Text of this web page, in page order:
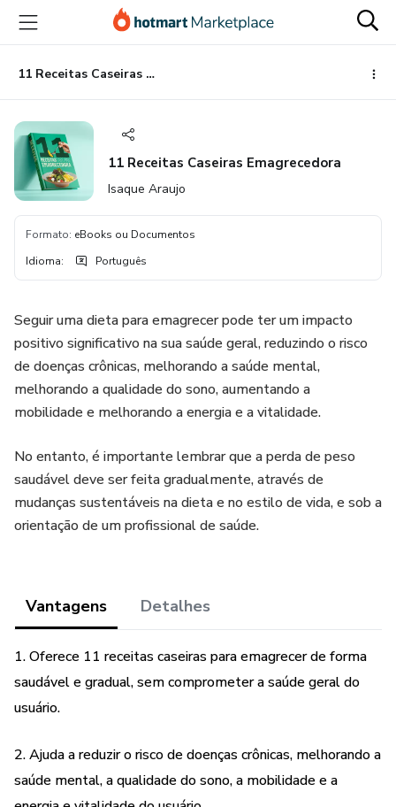
para
conteúdo
principal
para
pagamento
para
rodapé
11 Receitas Caseiras Emagrecedora
11 Receitas Caseiras Emagrecedora
Isaque Araujo
Formato: eBooks ou Documentos
Idioma: Português
Seguir uma dieta para emagrecer pode ter um impacto
positivo significativo na sua saúde geral, reduzindo o risco
de doenças crônicas, melhorando a saúde mental,
melhorando a qualidade do sono, aumentando a
mobilidade e melhorando a energia e a vitalidade.
No entanto, é importante lembrar que a perda de peso
saudável deve ser feita gradualmente, através de
mudanças sustentáveis na dieta e no estilo de vida, e sob a
orientação de um profissional de saúde.
Vantagens Detalhes
1. Oferece 11 receitas caseiras para emagrecer de forma
saudável e gradual, sem comprometer a saúde geral do
usuário.
2. Ajuda a reduzir o risco de doenças crônicas, melhorando a
saúde mental, a qualidade do sono, a mobilidade e a